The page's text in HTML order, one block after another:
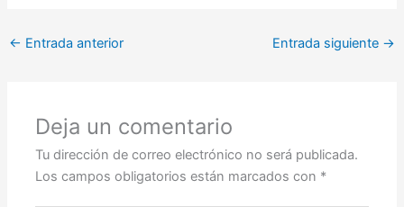
← Entrada anterior Entrada siguiente →
Deja un comentario
Tu dirección de correo electrónico no será publicada.
Los campos obligatorios están marcados con *